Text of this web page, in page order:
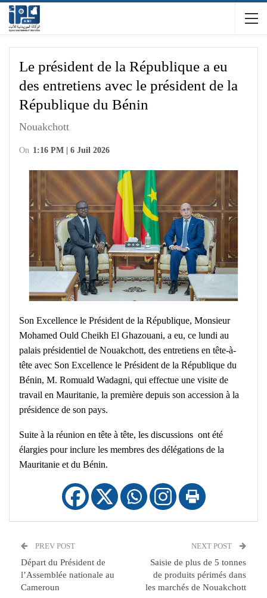
Le président de la République a eu
des entretiens avec le président de la
République du Bénin
Nouakchott
On 1:16 PM | 6 Juil 2026
Son Excellence le Président de la République, Monsieur
Mohamed Ould Cheikh El Ghazouani, a eu, ce lundi au
palais présidentiel de Nouakchott, des entretiens en tête-à-
tête avec Son Excellence le Président de la République du
Bénin, M. Romuald Wadagni, qui effectue une visite de
travail en Mauritanie, la première depuis son accession à la
présidence de son pays.
Suite à la réunion en tête à tête, les discussions ont été
élargies pour inclure les membres des délégations de la
Mauritanie et du Bénin.
PREV POST
Départ du Président de
l’Assemblée nationale au
Cameroun
NEXT POST
Saisie de plus de 5 tonnes
de produits périmés dans
les marchés de Nouakchott